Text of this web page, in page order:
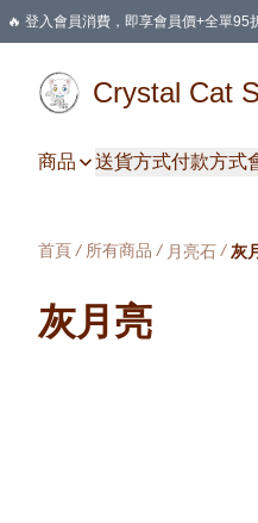
🔥 登入會員消費，即享會員價+全單95
Crystal Cat
商品 送貨方式付款方式
首頁 / 所有商品 / 月亮石 / 灰
灰月亮